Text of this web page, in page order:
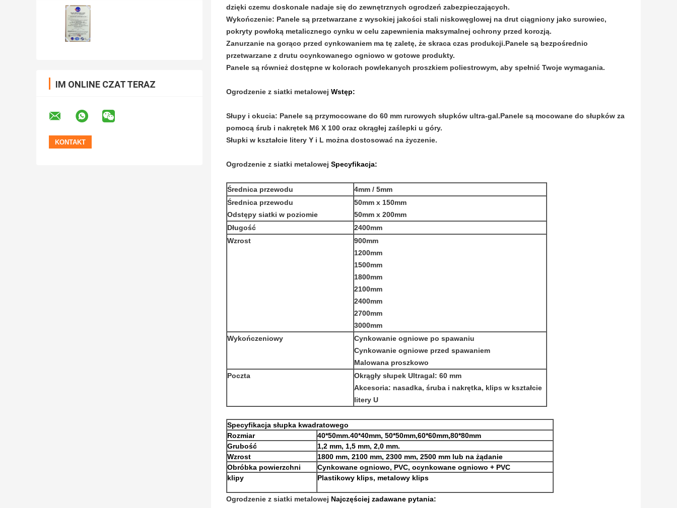
IM ONLINE CZAT TERAZ
dzięki czemu doskonale nadaje się do zewnętrznych ogrodzeń zabezpieczających.
Wykończenie: Panele są przetwarzane z wysokiej jakości stali niskowęglowej na drut ciągniony jako surowiec,
pokryty powłoką metalicznego cynku w celu zapewnienia maksymalnej ochrony przed korozją.
Zanurzanie na gorąco przed cynkowaniem ma tę zaletę, że skraca czas produkcji.Panele są bezpośrednio
przetwarzane z drutu ocynkowanego ogniowo w gotowe produkty.
Panele są również dostępne w kolorach powlekanych proszkiem poliestrowym, aby spełnić Twoje wymagania.
Ogrodzenie z siatki metalowej Wstęp:
Słupy i okucia: Panele są przymocowane do 60 mm rurowych słupków ultra-gal.Panele są mocowane do słupków za
pomocą śrub i nakrętek M6 X 100 oraz okrągłej zaślepki u góry.
Słupki w kształcie litery Y i L można dostosować na życzenie.
Ogrodzenie z siatki metalowej Specyfikacja:
Średnica przewodu
4mm / 5mm
Średnica przewodu
Odstępy siatki w poziomie
50mm x 150mm
50mm x 200mm
Długość
2400mm
Wzrost
900mm
1200mm
1500mm
1800mm
2100mm
2400mm
2700mm
3000mm
Wykończeniowy
Cynkowanie ogniowe po spawaniu
Cynkowanie ogniowe przed spawaniem
Malowana proszkowo
Poczta
Okrągły słupek Ultragal: 60 mm
Akcesoria: nasadka, śruba i nakrętka, klips w kształcie
litery U
Specyfikacja słupka kwadratowego
Rozmiar
40*50mm.40*40mm, 50*50mm,60*60mm,80*80mm
Grubość
1,2 mm, 1,5 mm, 2,0 mm.
Wzrost
1800 mm, 2100 mm, 2300 mm, 2500 mm lub na żądanie
Obróbka powierzchni
Cynkowane ogniowo, PVC, ocynkowane ogniowo + PVC
klipy
Plastikowy klips, metalowy klips
Ogrodzenie z siatki metalowej Najczęściej zadawane pytania: